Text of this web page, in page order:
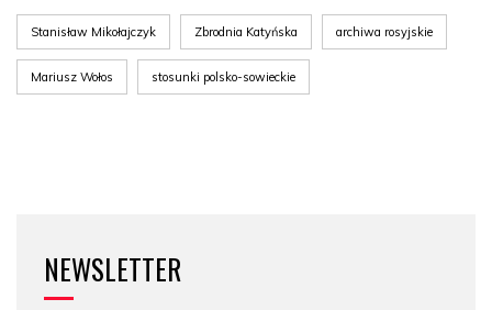
Stanisław Mikołajczyk Zbrodnia Katyńska archiwa rosyjskie
Mariusz Wołos stosunki polsko-sowieckie
NEWSLETTER